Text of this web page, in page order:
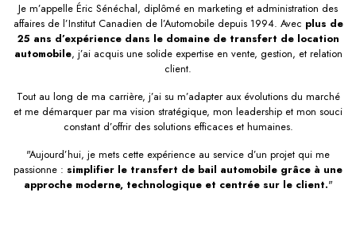
Je m’appelle Éric Sénéchal, diplômé en marketing et administration des
affaires de l’Institut Canadien de l’Automobile depuis 1994. Avec plus de
25 ans d’expérience dans le domaine de transfert de location
automobile, j’ai acquis une solide expertise en vente, gestion, et relation
client.
Tout au long de ma carrière, j’ai su m’adapter aux évolutions du marché
et me démarquer par ma vision stratégique, mon leadership et mon souci
constant d’offrir des solutions efficaces et humaines.
"Aujourd’hui, je mets cette expérience au service d’un projet qui me
passionne : simplifier le transfert de bail automobile grâce à une
approche moderne, technologique et centrée sur le client."